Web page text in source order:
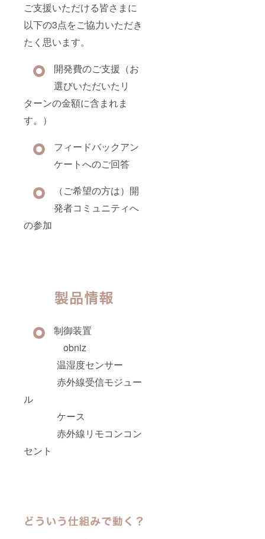
ご支援いただける皆さまに
以下の3点をご協力いただき
たく思います。
開発費のご支援（お
選びいただいたリ
ターンの金額に含まれま
す。）
フィードバックアン
ケートへのご回答
（ご希望の方は）開
発者コミュニティへ
の参加
制御装置
obniz
温湿度センサー
赤外線受信モジュー
ル
ケース
赤外線リモコンコン
セント